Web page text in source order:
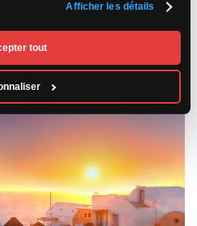
Afficher les détails
tout
effet, à chaque soir, des milliers
photos du coucher du